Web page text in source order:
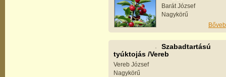
Barát József
Nagykörű
Szabadtartású
tyúktojás /Vereb
Vereb József
Nagykörű